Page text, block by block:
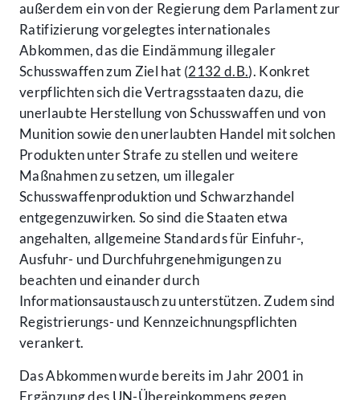
außerdem ein von der Regierung dem Parlament zur
Ratifizierung vorgelegtes internationales
Abkommen, das die Eindämmung illegaler
Schusswaffen zum Ziel hat (2132 d.B.). Konkret
verpflichten sich die Vertragsstaaten dazu, die
unerlaubte Herstellung von Schusswaffen und von
Munition sowie den unerlaubten Handel mit solchen
Produkten unter Strafe zu stellen und weitere
Maßnahmen zu setzen, um illegaler
Schusswaffenproduktion und Schwarzhandel
entgegenzuwirken. So sind die Staaten etwa
angehalten, allgemeine Standards für Einfuhr-,
Ausfuhr- und Durchfuhrgenehmigungen zu
beachten und einander durch
Informationsaustausch zu unterstützen. Zudem sind
Registrierungs- und Kennzeichnungspflichten
verankert.
Das Abkommen wurde bereits im Jahr 2001 in
Ergänzung des UN-Übereinkommens gegen